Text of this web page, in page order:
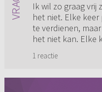
Ik wil zo graag vrij
het niet. Elke
te verdienen,
het niet kan. Elke
1 reactie